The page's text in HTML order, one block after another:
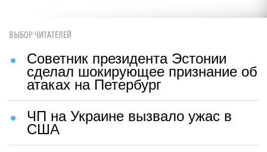
ВЫБОР ЧИТАТЕЛЕЙ
Советник президента Эстонии
сделал шокирующее признание об
атаках на Петербург
ЧП на Украине вызвало ужас в
США